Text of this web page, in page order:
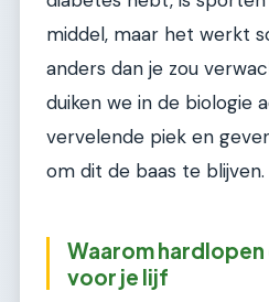
middel, maar het werkt
anders dan je zou
duiken we in de biologie
vervelende piek en
om dit de baas te blijven.
Waarom
voor je lijf